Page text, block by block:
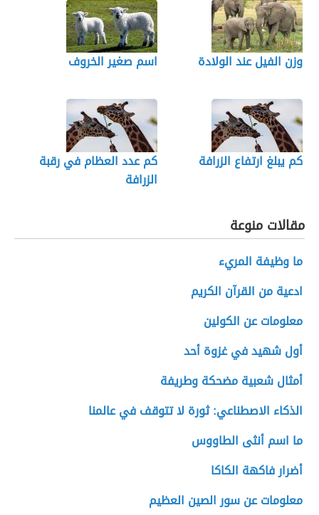
وزن الفيل عند الولادة اسم صغير الخروف
كم يبلغ ارتفاع الزرافة
كم عدد العظام في رقبة
الزرافة
مقالات منوعة
ما وظيفة المريء
ادعية من القرآن الكريم
معلومات عن الكولين
أول شهيد في غزوة أحد
أمثال شعبية مضحكة وطريفة
الذكاء الاصطناعي: ثورة لا تتوقف في عالمنا
ما اسم أنثى الطاووس
أضرار فاكهة الكاكا
معلومات عن سور الصين العظيم